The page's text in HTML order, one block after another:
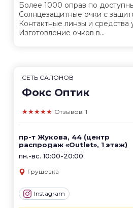
Более 1000 оправ по
Солнцезащитные очки с
Контактные линзы и средства
Изготовление очков в...
СЕТЬ САЛОНОВ
Фокс Оптик
★★★★★ Отзывов: 1
пр-т Жукова, 44 (центр
распродаж «Outlet», 1 этаж)
пн.-вс. 10:00-20:00
Грушевка
Instagram